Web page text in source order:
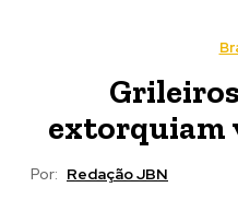
extorquiam
Por: Redação JBN